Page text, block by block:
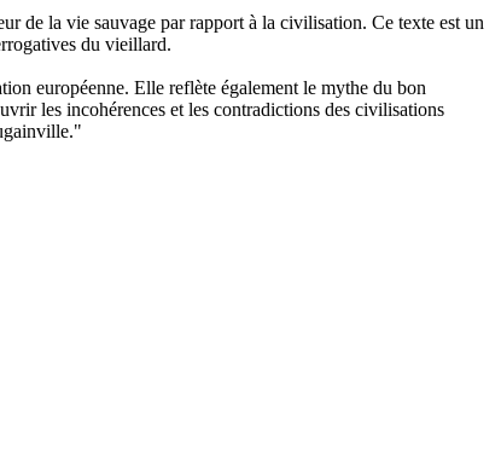
de la vie sauvage par rapport à la civilisation. Ce texte est un
du vieillard.
européenne. Elle reflète également le mythe du bon
les incohérences et les contradictions des civilisations